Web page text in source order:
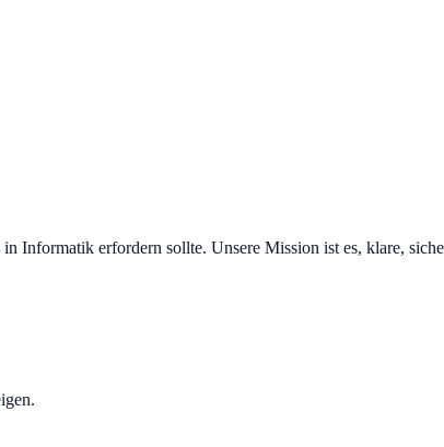
Informatik erfordern sollte. Unsere Mission ist es, klare,